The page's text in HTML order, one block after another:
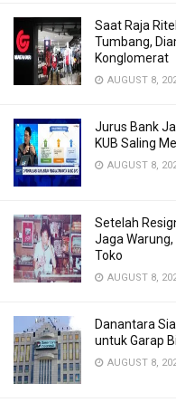
Saat Raja
Tumbang,
Konglomerat
AUGUST 8,
Jurus Bank
KUB Saling
AUGUST 8,
Setelah
Jaga Warung,
Toko
AUGUST 8,
Danantara
untuk Garap
AUGUST 8,